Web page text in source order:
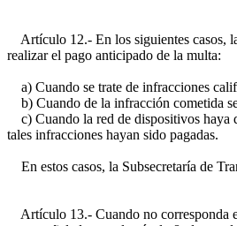
Artículo 12.- En los siguientes casos,
realizar el pago anticipado de la multa:
a) Cuando se trate de infracciones
b) Cuando de la infracción cometida
c) Cuando la red de dispositivos haya
tales infracciones hayan sido pagadas.
En estos casos, la Subsecretaría de
Artículo 13.- Cuando no corresponda